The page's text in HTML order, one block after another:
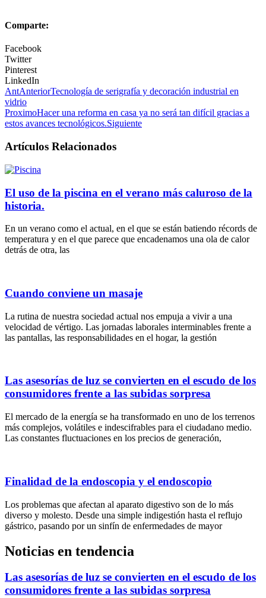
Comparte:
Facebook
Twitter
Pinterest
LinkedIn
AntAnteriorTecnología de serigrafía y decoración industrial en
vidrio
ProximoHacer una reforma en casa ya no será tan difícil gracias a
estos avances tecnológicos.Siguiente
Artículos Relacionados
El uso de la piscina en el verano más caluroso de la
historia.
En un verano como el actual, en el que se están batiendo récords de
temperatura y en el que parece que encadenamos una ola de calor
detrás de otra, las
Cuando conviene un masaje
La rutina de nuestra sociedad actual nos empuja a vivir a una
velocidad de vértigo. Las jornadas laborales interminables frente a
las pantallas, las responsabilidades en el hogar, la gestión
Las asesorías de luz se convierten en el escudo de los
consumidores frente a las subidas sorpresa
El mercado de la energía se ha transformado en uno de los terrenos
más complejos, volátiles e indescifrables para el ciudadano medio.
Las constantes fluctuaciones en los precios de generación,
Finalidad de la endoscopia y el endoscopio
Los problemas que afectan al aparato digestivo son de lo más
diverso y molesto. Desde una simple indigestión hasta el reflujo
gástrico, pasando por un sinfín de enfermedades de mayor
Noticias en tendencia
Las asesorías de luz se convierten en el escudo de los
consumidores frente a las subidas sorpresa